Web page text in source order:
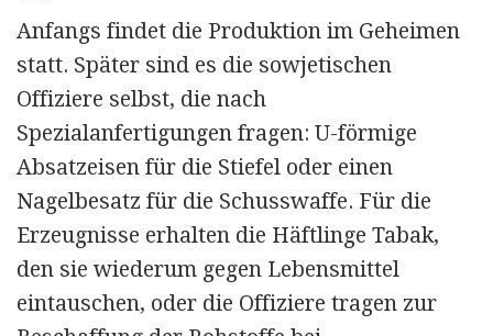
Anfangs findet die Produktion im Geheimen
statt. Später sind es die sowjetischen
Offiziere selbst, die nach
Spezialanfertigungen fragen: U-förmige
Absatzeisen für die Stiefel oder einen
Nagelbesatz für die Schusswaffe. Für die
Erzeugnisse erhalten die Häftlinge Tabak,
den sie wiederum gegen Lebensmittel
eintauschen, oder die Offiziere tragen zur